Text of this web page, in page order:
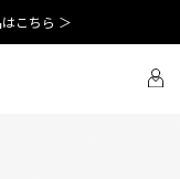
こちら ＞